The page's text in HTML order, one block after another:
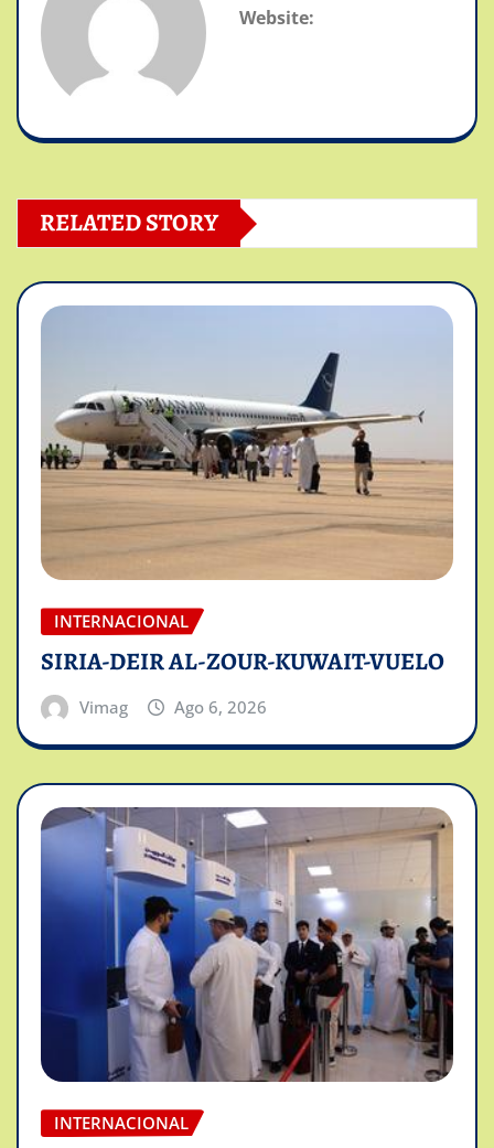
Website:
RELATED STORY
INTERNACIONAL
SIRIA-DEIR AL-ZOUR-KUWAIT-VUELO
Vimag Ago 6, 2026
INTERNACIONAL